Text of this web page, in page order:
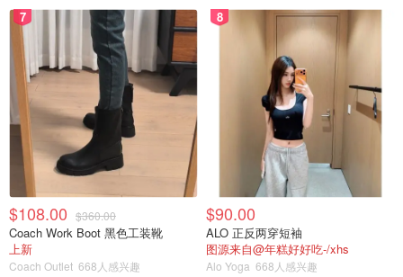
7
$108.00 $360.00
Coach Work Boot 黑色工装靴
上新
Coach Outlet 668人感兴趣
8
$90.00
ALO 正反两穿短袖
图源来自@年糕好好吃-/xhs
Alo Yoga 668人感兴趣